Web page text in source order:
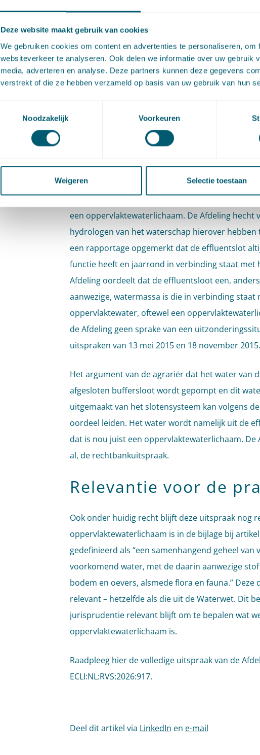
Deze website maakt gebruik van cookies
We gebruiken cookies om content en advertenties te personaliseren,
websiteverkeer te analyseren. Ook delen we informatie over uw gebruik
media, adverteren en analyse. Deze partners kunnen deze gegevens
verstrekt of die ze hebben verzameld op basis van uw gebruik van hun
Noodzakelijk
Voorkeuren
Weigeren Selectie toestaan
De Afdeling begint met de overweging dat, uit de
rechtbank is aangehaald, niet volgt dat er sprake
voorwaarden waaraan een waterloop moet
oppervlaktewaterlichaam aan te merken. Uit
Waterwet en artikel 1.1, onder m, van de Keur
een samenhangend geheel van vrij aan het
De Afdeling stelt vervolgens vast dat de
geloosd. In deze sloot is door de agrariër een
veel water op de sloot wordt geloosd, stroomt
waterwegen uiteindelijk in het Veerse Meer, dat
een oppervlaktewaterlichaam. De Afdeling hecht
hydrologen van het waterschap hierover hebben
een rapportage opgemerkt dat de effluentslot
functie heeft en jaarrond in verbinding staat met
Afdeling oordeelt dat de effluentsloot een,
aanwezige, watermassa is die in verbinding staat
oppervlaktewater, oftewel een
de Afdeling geen sprake van een
uitspraken van 13 mei 2015 en 18 november 2015.
Het argument van de agrariër dat het water van
afgesloten buffersloot wordt gepompt en dit
uitgemaakt van het slotensysteem kan volgens
oordeel leiden. Het water wordt namelijk uit de
dat is nou juist een oppervlaktewaterlichaam. De
al, de rechtbankuitspraak.
Relevantie voor de
Ook onder huidig recht blijft deze uitspraak nog
oppervlaktewaterlichaam is in de bijlage bij
gedefinieerd als “een samenhangend geheel
voorkomend water, met de daarin aanwezige
bodem en oevers, alsmede flora en fauna.” Deze
relevant – hetzelfde als die uit de Waterwet. Dit
jurisprudentie relevant blijft om te bepalen wat
oppervlaktewaterlichaam is.
Raadpleeg hierde volledige uitspraak van de
ECLI:NL:RVS:2026:917.
Deel dit artikel via LinkedIn en e-mail